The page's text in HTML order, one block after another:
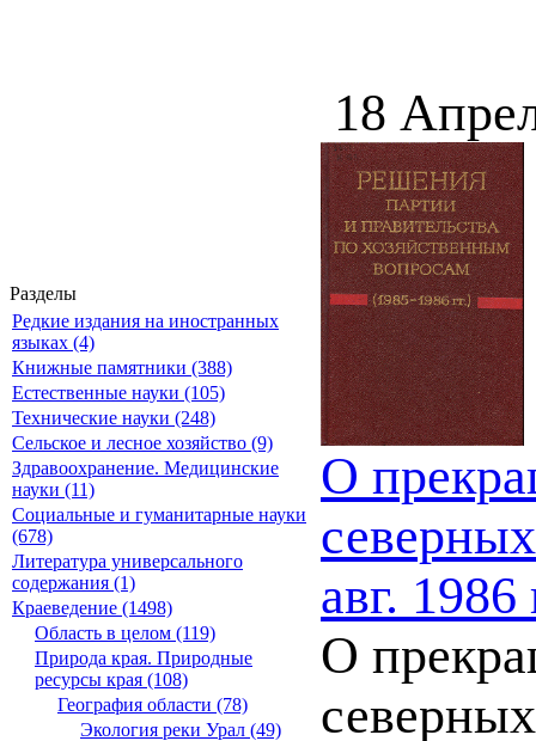
Разделы
Редкие издания на иностранных
языках (4)
Книжные памятники (388)
Естественные науки (105)
Технические науки (248)
Сельское и лесное хозяйство (9)
Здравоохранение. Медицинские
науки (11)
Социальные и гуманитарные науки
(678)
Литература универсального
содержания (1)
Краеведение (1498)
Область в целом (119)
Природа края. Природные
ресурсы края (108)
География области (78)
Экология реки Урал (49)
18
О
авг. 1986
О